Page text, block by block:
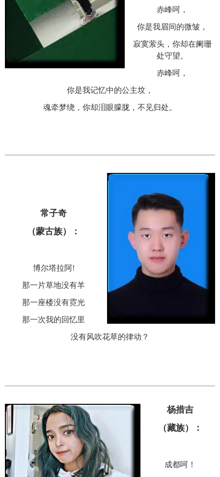
赤峰呵，
你是我眉间的微皱，
寂寞萦头，你却在阑珊
处守望。
赤峰呵，
你是我记忆中的公主坟，
魂牵梦绕，你却泪眼朦胧，不见归处。
常子奇
（蒙古族）：
博尔塔拉阿!
那一片草地没有羊
那一座楼没有霓光
那一次我的回忆里
没有风吹花草的律动？
杨措吉
（藏族）：
成都呵！